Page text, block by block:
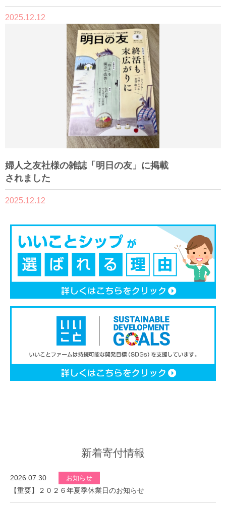
2025.12.12
婦人之友社様の雑誌「明日の友」に掲載
されました
2025.12.12
新着寄付情報
2026.07.30 お知らせ
【重要】２０２６年夏季休業日のお知らせ